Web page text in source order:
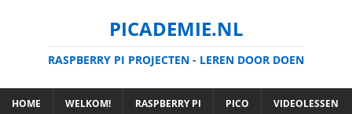
PICADEMIE.NL
RASPBERRY PI PROJECTEN - LEREN DOOR DOEN
HOME WELKOM! RASPBERRY PI PICO VIDEOLESSEN